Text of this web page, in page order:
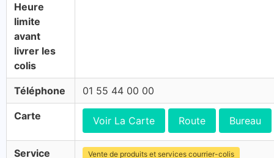
Heure
limite
avant
livrer les
colis
Téléphone 01 55 44 00 00
Carte Voir La Carte Route Bureau
Service Vente de produits et services courrier-colis